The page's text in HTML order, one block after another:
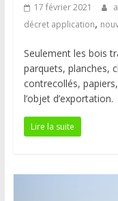
17 février 2021
décret application,
Seulement les bois
parquets, planches,
contrecollés,
l’objet d’exportation.
Lire la suite